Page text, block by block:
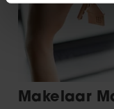
We gebruiken
personaliseren,
en om ons
informatie over uw
partners voor